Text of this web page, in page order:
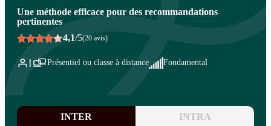
Une méthode efficace pour des recommandations
pertinentes
4,1/5(20 avis)
Présentiel ou classe à distance Fondamental
INTER INTRA